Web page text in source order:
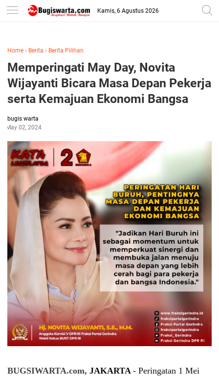
-->
Kamis, 6 Agustus 2026
Home › Berita › Berita Pilihan
Memperingati May Day, Novita
Wijayanti Bicara Masa Depan Pekerja
serta Kemajuan Ekonomi Bangsa
bugis warta
May 02, 2024
BUGSIWARTA.com, JAKARTA - Peringatan 1 Mei